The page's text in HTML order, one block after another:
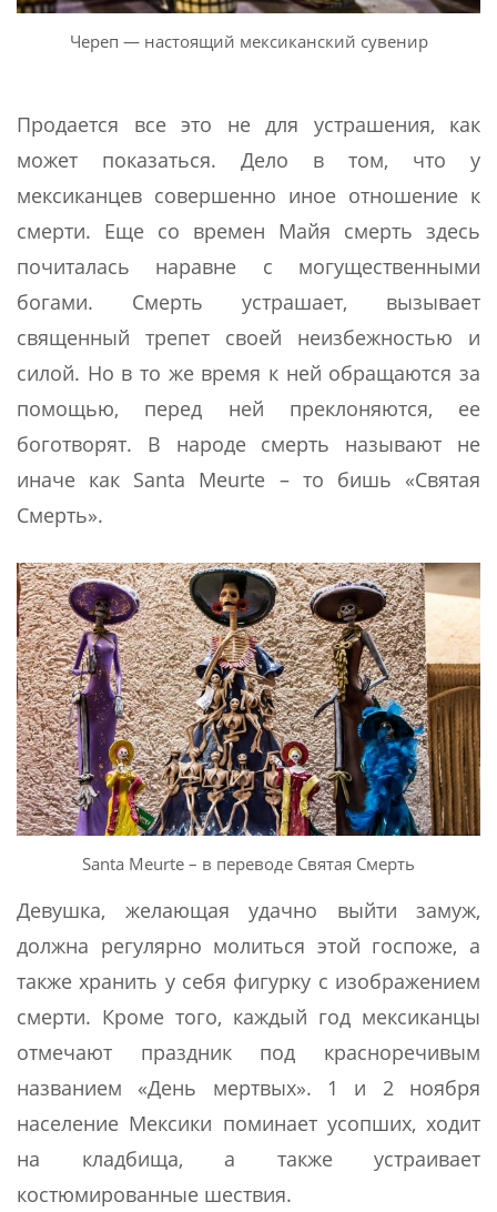
Череп — настоящий мексиканский сувенир
Продается все это не для устрашения, как
может показаться. Дело в том, что у
мексиканцев совершенно иное отношение к
смерти. Еще со времен Майя смерть здесь
почиталась наравне с могущественными
богами. Смерть устрашает, вызывает
священный трепет своей неизбежностью и
силой. Но в то же время к ней обращаются за
помощью, перед ней преклоняются, ее
боготворят. В народе смерть называют не
иначе как Santa Meurte – то бишь «Святая
Смерть».
Santa Meurte – в переводе Святая Смерть
Девушка, желающая удачно выйти замуж,
должна регулярно молиться этой госпоже, а
также хранить у себя фигурку с изображением
смерти. Кроме того, каждый год мексиканцы
отмечают праздник под красноречивым
названием «День мертвых». 1 и 2 ноября
население Мексики поминает усопших, ходит
на кладбища, а также устраивает
костюмированные шествия.